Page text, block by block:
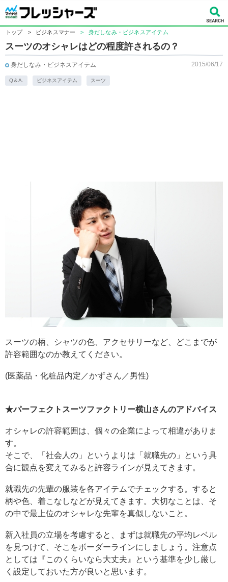
トップ > ビジネスマナー > 身だしなみ・ビジネスアイテム
スーツのオシャレはどの程度許されるの？
身だしなみ・ビジネスアイテム 2015/06/17
Q＆A. ビジネスアイテム スーツ
スーツの柄、シャツの色、アクセサリーなど、どこまでが
許容範囲なのか教えてください。
(医薬品・化粧品内定／かずさん／男性)
★パーフェクトスーツファクトリー横山さんのアドバイス
オシャレの許容範囲は、個々の企業によって相違がありま
す。
そこで、「社会人の」というよりは「就職先の」という具
合に観点を変えてみると許容ラインが見えてきます。
就職先の先輩の服装を各アイテムでチェックする。すると
柄や色、着こなしなどが見えてきます。大切なことは、そ
の中で最上位のオシャレな先輩を真似しないこと。
新入社員の立場を考慮すると、まずは就職先の平均レベル
を見つけて、そこをボーダーラインにしましょう。注意点
としては『このくらいなら大丈夫』という基準を少し厳し
く設定しておいた方が良いと思います。